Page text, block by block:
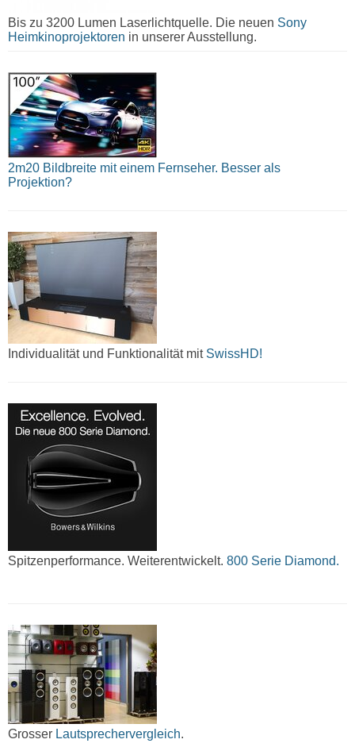
Bis zu 3200 Lumen Laserlichtquelle. Die neuen Sony
Heimkinoprojektoren in unserer Ausstellung.
2m20 Bildbreite mit einem Fernseher. Besser als
Projektion?
Individualität und Funktionalität mitSwissHD!
Spitzenperformance. Weiterentwickelt. 800 Serie Diamond.
Grosser Lautsprechervergleich.